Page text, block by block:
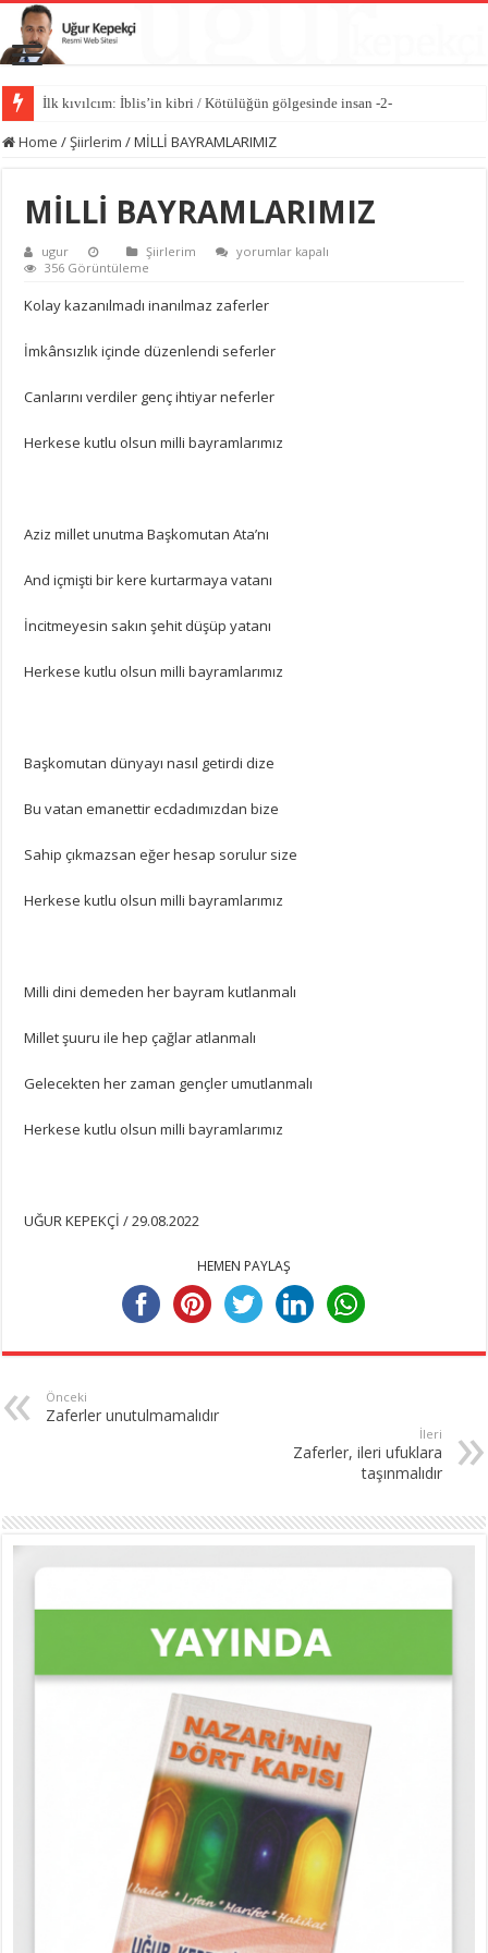
İlk kıvılcım: İblis’in kibri / Kötülüğün gölgesinde insan -2-
Kötülüğün anatomisi / Kötülüğün gölgesinde insan -1-
Home /Şiirlerim /MİLLİ BAYRAMLARIMIZ
MİLLİ BAYRAMLARIMIZ
ugur Şiirlerim
MİLLİ
yorumlar kapalı
356 Görüntüleme
Kolay kazanılmadı inanılmaz zaferler
İmkânsızlık içinde düzenlendi seferler
Canlarını verdiler genç ihtiyar neferler
Herkese kutlu olsun milli bayramlarımız
Aziz millet unutma Başkomutan Ata’nı
And içmişti bir kere kurtarmaya vatanı
İncitmeyesin sakın şehit düşüp yatanı
Herkese kutlu olsun milli bayramlarımız
Başkomutan dünyayı nasıl getirdi dize
Bu vatan emanettir ecdadımızdan bize
Sahip çıkmazsan eğer hesap sorulur size
Herkese kutlu olsun milli bayramlarımız
Milli dini demeden her bayram kutlanmalı
Millet şuuru ile hep çağlar atlanmalı
Gelecekten her zaman gençler umutlanmalı
Herkese kutlu olsun milli bayramlarımız
UĞUR KEPEKÇİ / 29.08.2022
HEMEN PAYLAŞ
Önceki
Zaferler unutulmamalıdır
İleri
Zaferler, ileri ufuklara
taşınmalıdır